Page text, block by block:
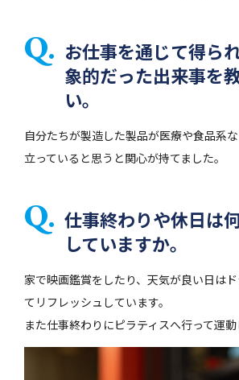
お仕事を通じて得ら
象的だった出来事を
い。
自分たちが製造した製品が医療や食品系
立っていると思うと関心が持てました。
仕事終わりや休日は
していますか。
家で映画鑑賞をしたり、天気が良い日は
てリフレッシュしています。
また仕事終わりにピラティスへ行って運動